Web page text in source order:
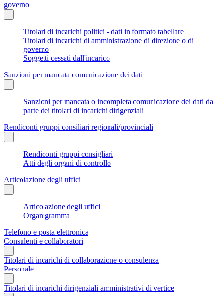
governo
Titolari di incarichi politici - dati in formato tabellare
Titolari di incarichi di amministrazione di direzione o di
governo
Soggetti cessati dall'incarico
Sanzioni per mancata comunicazione dei dati
Sanzioni per mancata o incompleta comunicazione dei dati da
parte dei titolari di incarichi dirigenziali
Rendiconti gruppi consiliari regionali/provinciali
Rendiconti gruppi consigliari
Atti degli organi di controllo
Articolazione degli uffici
Articolazione degli uffici
Organigramma
Telefono e posta elettronica
Consulenti e collaboratori
Titolari di incarichi di collaborazione o consulenza
Personale
Titolari di incarichi dirigenziali amministrativi di vertice